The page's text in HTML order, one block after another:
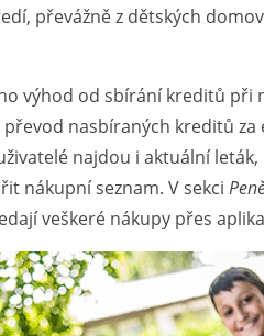
převážně z dětských
výhod od sbírání kreditů při
nasbíraných kreditů
najdou i aktuální
nákupní seznam. V sekci
veškeré nákupy přes